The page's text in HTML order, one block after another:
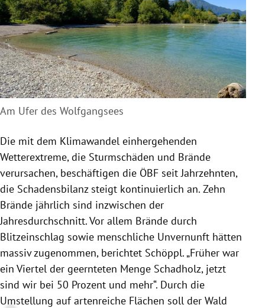
Am Ufer des Wolfgangsees
Die mit dem Klimawandel einhergehenden
Wetterextreme, die Sturmschäden und Brände
verursachen, beschäftigen die ÖBF seit Jahrzehnten,
die Schadensbilanz steigt kontinuierlich an. Zehn
Brände jährlich sind inzwischen der
Jahresdurchschnitt. Vor allem Brände durch
Blitzeinschlag sowie menschliche Unvernunft hätten
massiv zugenommen, berichtet Schöppl. „Früher war
ein Viertel der geernteten Menge Schadholz, jetzt
sind wir bei 50 Prozent und mehr“. Durch die
Umstellung auf artenreiche Flächen soll der Wald